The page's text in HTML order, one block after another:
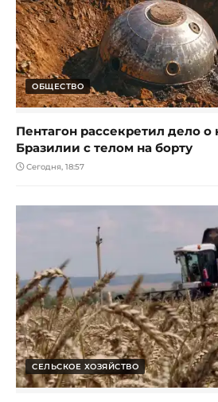
ОБЩЕСТВО
Пентагон рассекретил дело
Бразилии с телом на борту
Сегодня, 18:57
СЕЛЬСКОЕ ХОЗЯЙСТВО